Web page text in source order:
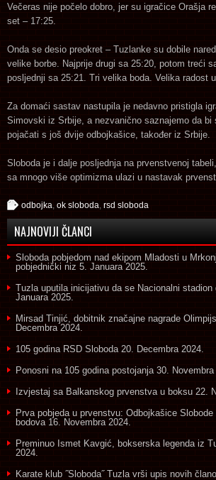
Večeras nije počelo dobro, jer su igračice Orašja
set – 17:25.
Onda se desio preokret – Tuzlanke su dobile
velike borbe. Najprije drugi sa 25:20, potom treći
posljednji sa 25:21. Tri velika boda. Velika radost
Za domaći sastav nastupila je nedavno pristigla
Simovski iz Srbije, a nezvanično saznajemo da bi
pojačati s još dvije odbojkašice, također iz Srbije.
Sloboda je i dalje posljednja na prvenstvenoj
sa mnogo više optimizma ulazi u nastavak
odbojka ok sloboda rsd sloboda
NAJNOVIJI ČLANCI
Sloboda pobjedom nad ekipom Mladosti u
pobjednički niz 5. Januara 2025.
Tuzla uputila inicijativu da se Nacionalni stadion
Januara 2025.
Mirsad Tinjić, dobitnik značajne nagrade
Decembra 2024.
105 godina RSD Sloboda 20. Decembra 2024.
Ponosni na 105 godina postojanja 30. Novembra
Izvjestaj sa Balkanskog prvenstva u boksu 22.
Prva pobjeda u prvenstvu: Odbojkašice
bodova 16. Novembra 2024.
Preminuo Ismet Kavgić, bokserska legenda iz
2024.
Karate klub ˝Sloboda˝ Tuzla vrši upis novih